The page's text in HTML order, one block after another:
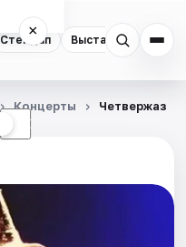
Стендап Выставки
×
☾
Концерты Четвержаз